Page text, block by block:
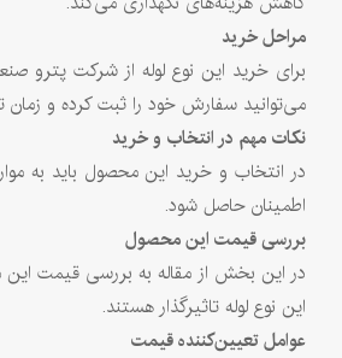
مراحل خرید
برای خرید این نوع لوله از شرکت پترو
می‌توانید سفارش خود را ثبت کرده و زمان
نکات مهم در انتخاب و خرید
در انتخاب و خرید این محصول باید به
اطمینان حاصل شود.
بررسی قیمت این محصول
در این بخش از مقاله به بررسی قیمت
این نوع لوله تاثیرگذار هستند.
عوامل تعیین‌کننده قیمت